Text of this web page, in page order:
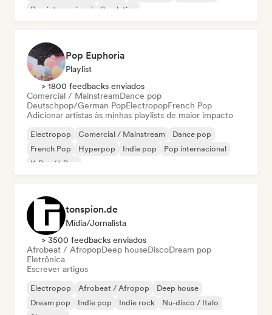
Pop internacional
Pop latino
Pop Euphoria
Playlist
> 1800 feedbacks enviados
Comercial / MainstreamDance pop
Deutschpop/German PopElectropopFrench Pop
Adicionar artistas às minhas playlists de maior impacto
Electropop Comercial / Mainstream
Dance pop
French Pop
Hyperpop Indie pop
Pop internacional
K-Pop/J-Pop
tonspion.de
Mídia/Jornalista
> 3500 feedbacks enviados
Afrobeat / AfropopDeep houseDiscoDream pop
Eletrônica
Escrever artigos
Electropop Afrobeat / Afropop
Deep house
Dream pop
Indie pop Indie rock
Nu-disco / Italo